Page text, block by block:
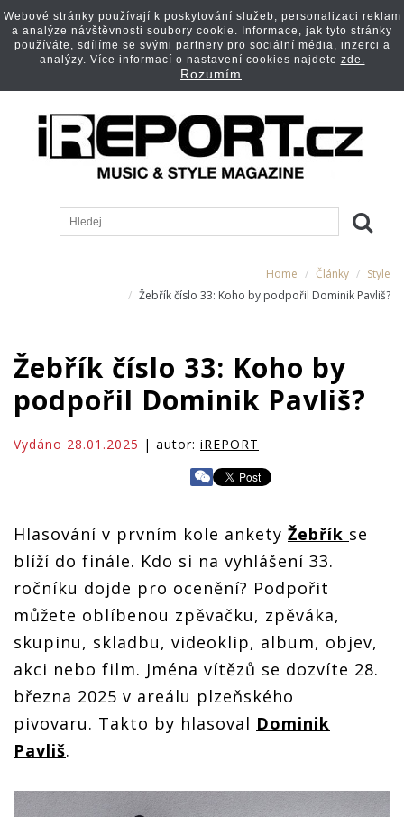
Home Články
Style
Žebřík číslo 33: Koho by podpořil Dominik Pavliš?
Žebřík číslo 33: Koho by
podpořil Dominik Pavliš?
Vydáno 28.01.2025 | autor: iREPORT
Hlasování v prvním kole ankety Žebřík se
blíží do finále. Kdo si na vyhlášení 33.
ročníku dojde pro ocenění? Podpořit
můžete oblíbenou zpěvačku, zpěváka,
skupinu, skladbu, videoklip, album, objev,
akci nebo film. Jména vítězů se dozvíte 28.
března 2025 v areálu plzeňského
pivovaru. Takto by hlasoval Dominik
Pavliš.
Webové stránky používají k poskytování služeb, personalizaci reklam
a analýze návštěvnosti soubory cookie. Informace, jak tyto stránky
používáte, sdílíme se svými partnery pro sociální média, inzerci a
analýzy. Více informací o nastavení cookies najdete zde.
Rozumím